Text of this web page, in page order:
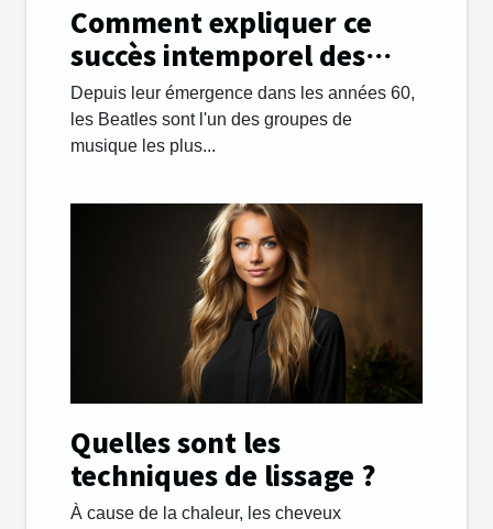
Comment expliquer ce
succès intemporel des
Beatles ?
Depuis leur émergence dans les années 60,
les Beatles sont l'un des groupes de
musique les plus...
Quelles sont les
techniques de lissage ?
À cause de la chaleur, les cheveux